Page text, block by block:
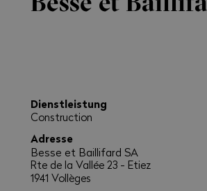
Dienstleistung
Construction
Adresse
Besse et Baillifard SA
Rte de la Vallée 23 - Etiez
1941 Vollèges